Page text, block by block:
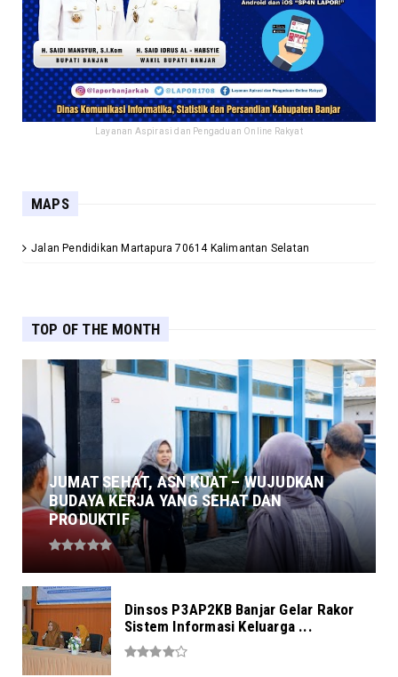
Layanan Aspirasi dan Pengaduan Online Rakyat
MAPS
Jalan Pendidikan Martapura 70614 Kalimantan Selatan
TOP OF THE MONTH
JUMAT SEHAT, ASN KUAT – WUJUDKAN
BUDAYA KERJA YANG SEHAT DAN
PRODUKTIF
Dinsos P3AP2KB Banjar Gelar Rakor
Sistem Informasi Keluarga ...